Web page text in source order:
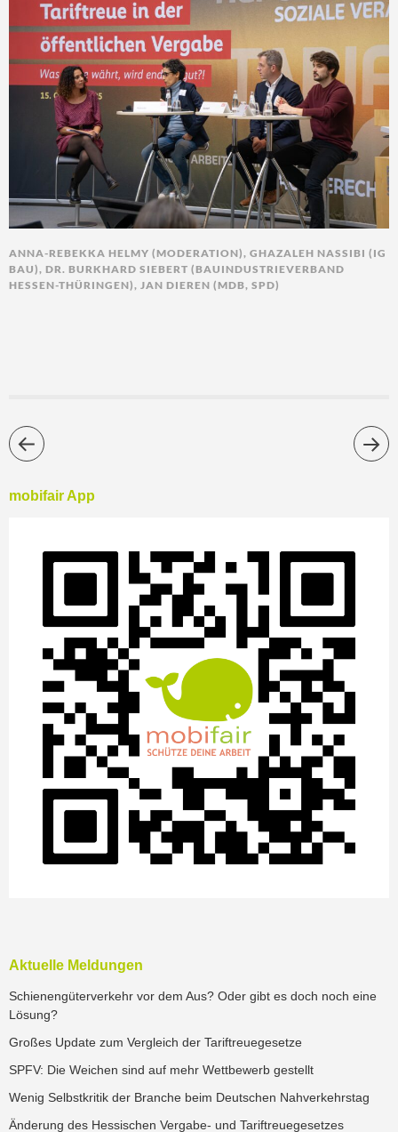
ANNA-REBEKKA HELMY (MODERATION), GHAZALEH NASSIBI (IG
BAU), DR. BURKHARD SIEBERT (BAUINDUSTRIEVERBAND
HESSEN-THÜRINGEN), JAN DIEREN (MDB, SPD)
mobifair App
Aktuelle Meldungen
Schienengüterverkehr vor dem Aus? Oder gibt es doch noch eine
Lösung?
Großes Update zum Vergleich der Tariftreuegesetze
SPFV: Die Weichen sind auf mehr Wettbewerb gestellt
Wenig Selbstkritik der Branche beim Deutschen Nahverkehrstag
Änderung des Hessischen Vergabe- und Tariftreuegesetzes